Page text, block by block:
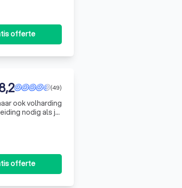
offerte
(49)
ook volharding
nodig als je
offerte